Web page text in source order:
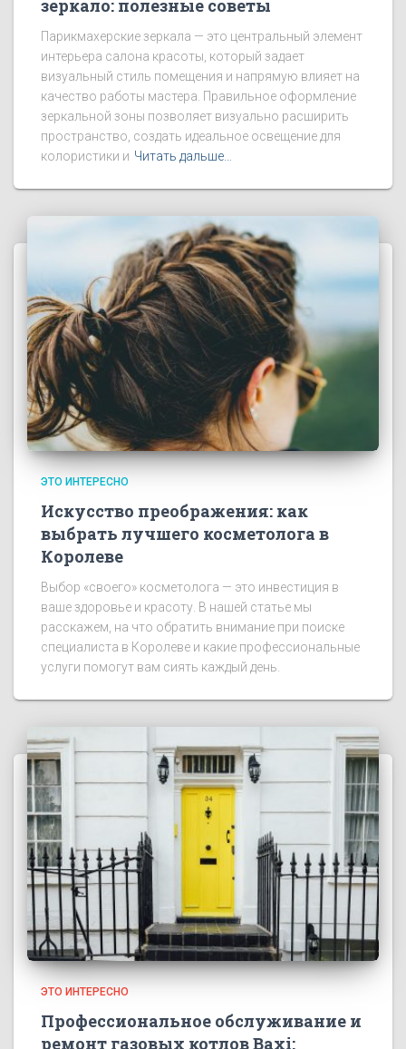
зеркало: полезные советы
Парикмахерские зеркала — это центральный элемент
интерьера салона красоты, который задает
визуальный стиль помещения и напрямую влияет на
качество работы мастера. Правильное оформление
зеркальной зоны позволяет визуально расширить
пространство, создать идеальное освещение для
колористики и Читать дальше…
ЭТО ИНТЕРЕСНО
Искусство преображения: как
выбрать лучшего косметолога в
Королеве
Выбор «своего» косметолога — это инвестиция в
ваше здоровье и красоту. В нашей статье мы
расскажем, на что обратить внимание при поиске
специалиста в Королеве и какие профессиональные
услуги помогут вам сиять каждый день.
ЭТО ИНТЕРЕСНО
Профессиональное обслуживание и
ремонт газовых котлов Baxi: